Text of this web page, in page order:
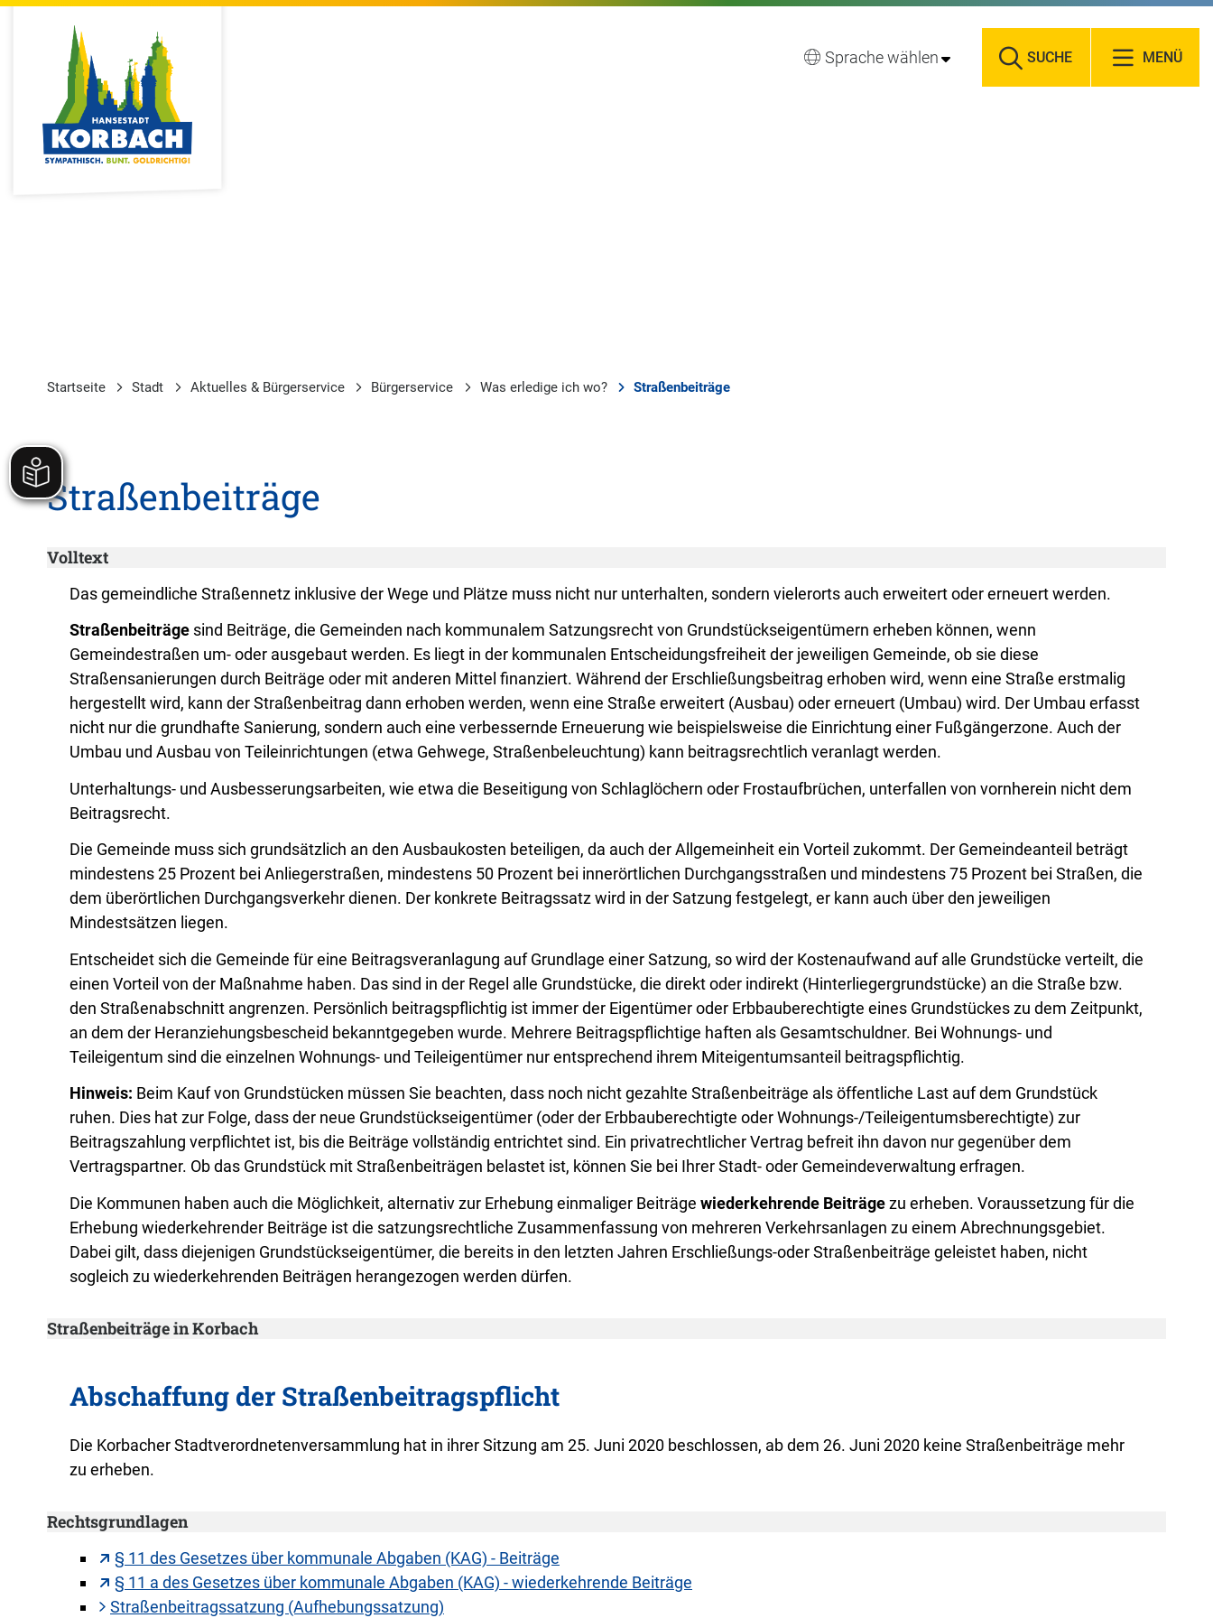
Sprache wählen SUCHE MENÜ
Startseite Stadt Aktuelles & Bürgerservice Bürgerservice Was erledige ich wo? Straßenbeiträge
Straßenbeiträge
Volltext
Das gemeindliche Straßennetz inklusive der Wege und Plätze muss nicht nur unterhalten, sondern vielerorts auch erweitert oder erneuert werden.
Straßenbeiträge sind Beiträge, die Gemeinden nach kommunalem Satzungsrecht von Grundstückseigentümern erheben können, wenn
Gemeindestraßen um- oder ausgebaut werden. Es liegt in der kommunalen Entscheidungsfreiheit der jeweiligen Gemeinde, ob sie diese
Straßensanierungen durch Beiträge oder mit anderen Mittel finanziert. Während der Erschließungsbeitrag erhoben wird, wenn eine Straße erstmalig
hergestellt wird, kann der Straßenbeitrag dann erhoben werden, wenn eine Straße erweitert (Ausbau) oder erneuert (Umbau) wird. Der Umbau erfasst
nicht nur die grundhafte Sanierung, sondern auch eine verbessernde Erneuerung wie beispielsweise die Einrichtung einer Fußgängerzone. Auch der
Umbau und Ausbau von Teileinrichtungen (etwa Gehwege, Straßenbeleuchtung) kann beitragsrechtlich veranlagt werden.
Unterhaltungs- und Ausbesserungsarbeiten, wie etwa die Beseitigung von Schlaglöchern oder Frostaufbrüchen, unterfallen von vornherein nicht dem
Beitragsrecht.
Die Gemeinde muss sich grundsätzlich an den Ausbaukosten beteiligen, da auch der Allgemeinheit ein Vorteil zukommt. Der Gemeindeanteil beträgt
mindestens 25 Prozent bei Anliegerstraßen, mindestens 50 Prozent bei innerörtlichen Durchgangsstraßen und mindestens 75 Prozent bei Straßen, die
dem überörtlichen Durchgangsverkehr dienen. Der konkrete Beitragssatz wird in der Satzung festgelegt, er kann auch über den jeweiligen
Mindestsätzen liegen.
Entscheidet sich die Gemeinde für eine Beitragsveranlagung auf Grundlage einer Satzung, so wird der Kostenaufwand auf alle Grundstücke verteilt, die
einen Vorteil von der Maßnahme haben. Das sind in der Regel alle Grundstücke, die direkt oder indirekt (Hinterliegergrundstücke) an die Straße bzw.
den Straßenabschnitt angrenzen. Persönlich beitragspflichtig ist immer der Eigentümer oder Erbbauberechtigte eines Grundstückes zu dem Zeitpunkt,
an dem der Heranziehungsbescheid bekanntgegeben wurde. Mehrere Beitragspflichtige haften als Gesamtschuldner. Bei Wohnungs- und
Teileigentum sind die einzelnen Wohnungs- und Teileigentümer nur entsprechend ihrem Miteigentumsanteil beitragspflichtig.
Hinweis: Beim Kauf von Grundstücken müssen Sie beachten, dass noch nicht gezahlte Straßenbeiträge als öffentliche Last auf dem Grundstück
ruhen. Dies hat zur Folge, dass der neue Grundstückseigentümer (oder der Erbbauberechtigte oder Wohnungs-/Teileigentumsberechtigte) zur
Beitragszahlung verpflichtet ist, bis die Beiträge vollständig entrichtet sind. Ein privatrechtlicher Vertrag befreit ihn davon nur gegenüber dem
Vertragspartner. Ob das Grundstück mit Straßenbeiträgen belastet ist, können Sie bei Ihrer Stadt- oder Gemeindeverwaltung erfragen.
Die Kommunen haben auch die Möglichkeit, alternativ zur Erhebung einmaliger Beiträge wiederkehrende Beiträgezu erheben. Voraussetzung für die
Erhebung wiederkehrender Beiträge ist die satzungsrechtliche Zusammenfassung von mehreren Verkehrsanlagen zu einem Abrechnungsgebiet.
Dabei gilt, dass diejenigen Grundstückseigentümer, die bereits in den letzten Jahren Erschließungs-oder Straßenbeiträge geleistet haben, nicht
sogleich zu wiederkehrenden Beiträgen herangezogen werden dürfen.
Straßenbeiträge in Korbach
Abschaffung der Straßenbeitragspflicht
Die Korbacher Stadtverordnetenversammlung hat in ihrer Sitzung am 25. Juni 2020 beschlossen, ab dem 26. Juni 2020 keine Straßenbeiträge mehr
zu erheben.
Rechtsgrundlagen
§ 11 des Gesetzes über kommunale Abgaben (KAG) - Beiträge
§ 11 a des Gesetzes über kommunale Abgaben (KAG) - wiederkehrende Beiträge
Straßenbeitragssatzung (Aufhebungssatzung)